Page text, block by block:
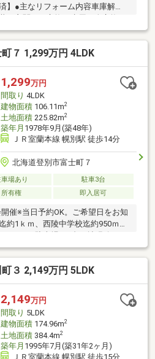
】●主なリフォーム内容車庫解
具交換など充実なリフォーム。
構造上主要な部分の欠陥や・腐
いてお引渡しより２年間保証●返
のご希望にあわせてご提案。住宅
にご相談ください【周辺環境施
学校まで徒歩約7分（約500ｍ）●中
徒歩約
７ 1,299万円 4LDK
1,299万円
間取り 4LDK
建物面積106.11m2
土地面積225.82m2
築年月 1978年9月(築48年)
ＪＲ室蘭本線 幌別駅 徒歩14分
北海道登別市富士町７
場あり
駐車3台
所有権 即入居可
催※当日予約OK。ご希望日をお知
約1ｋｍ、西陵中学校迄約950ｍで
は家族でバーベキューなどもでき
リフォームで再生しました。【お
造上主要な部分の欠陥や・腐食、
お引渡しより２年間保証・返済額
希望にあわせてご提案。住宅ロー
相談ください・駐車場4台縦並列駐
３ 2,149万円 5LDK
2,149万円
間取り 5LDK
建物面積174.96m2
土地面積384.4m2
築年月 1995年7月(築31年2ヶ月)
ＪＲ室蘭本線 幌別駅 徒歩15分